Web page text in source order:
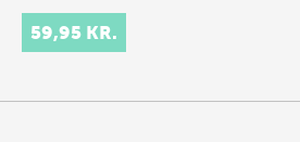
59,95 KR.